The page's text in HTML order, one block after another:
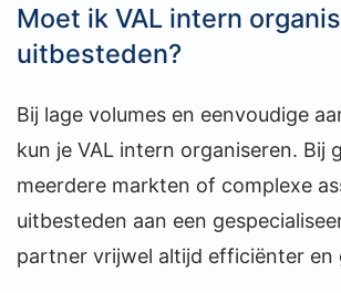
Moet ik VAL intern
uitbesteden?
Bij lage volumes en eenvoudige
kun je VAL intern organiseren. Bij
meerdere markten of complexe
uitbesteden aan een
partner vrijwel altijd efficiënter en